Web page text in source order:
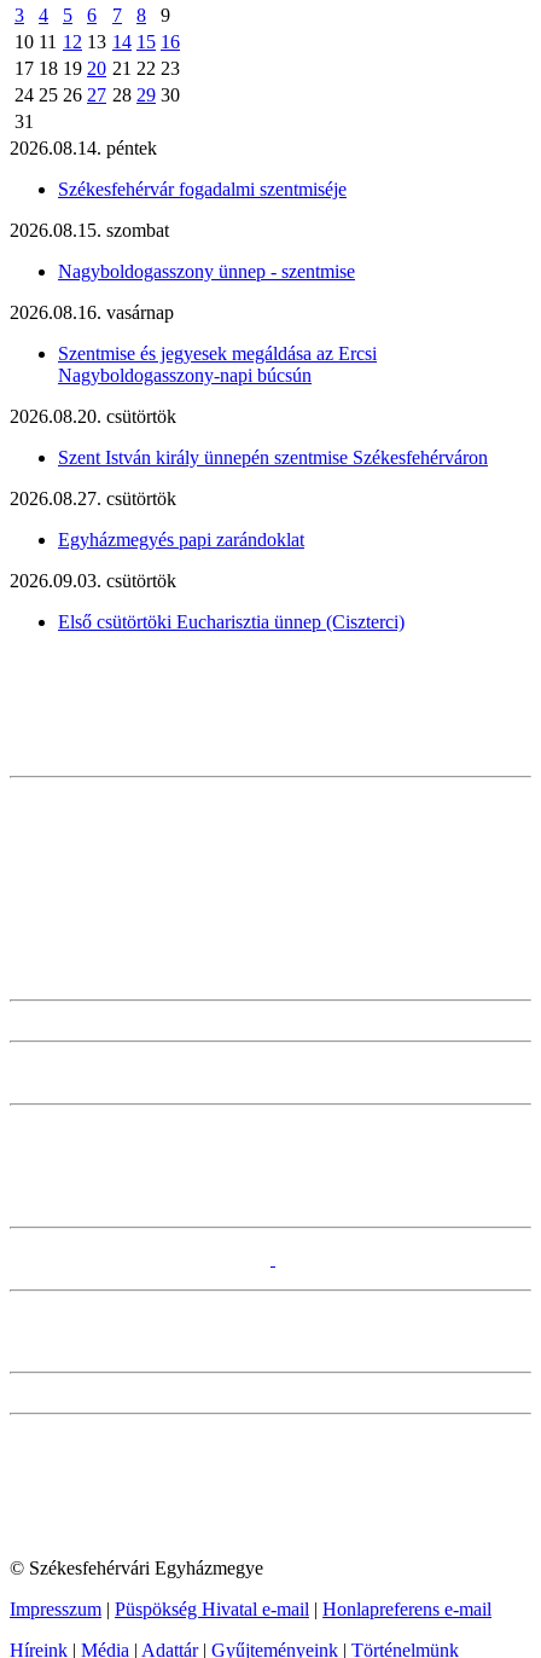
3
4 5 6 7 8
9
10 11 12 13 14 15 16
17 18 19 20 21 22 23
24 25 26 27 28 29 30
31
2026.08.14. péntek
Székesfehérvár fogadalmi szentmiséje
2026.08.15. szombat
Nagyboldogasszony ünnep - szentmise
2026.08.16. vasárnap
Szentmise és jegyesek megáldása az Ercsi
Nagyboldogasszony-napi búcsún
2026.08.20. csütörtök
Szent István király ünnepén szentmise Székesfehérváron
2026.08.27. csütörtök
Egyházmegyés papi zarándoklat
2026.09.03. csütörtök
Első csütörtöki Eucharisztia ünnep (Ciszterci)
© Székesfehérvári Egyházmegye
Impresszum | Püspökség Hivatal e-mail | Honlapreferens e-mail
Híreink | Média | Adattár| Gyűjteményeink | Történelmünk